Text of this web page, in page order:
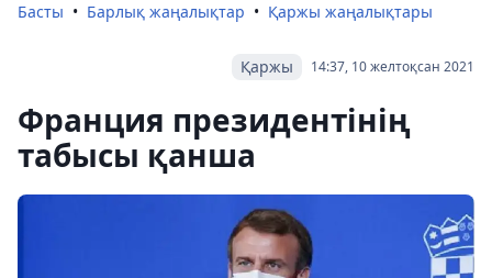
Басты Барлық жаңалықтар Қаржы жаңалықтары
14:37, 10 желтоқсан 2021
Қаржы
Франция президентінің
табысы қанша